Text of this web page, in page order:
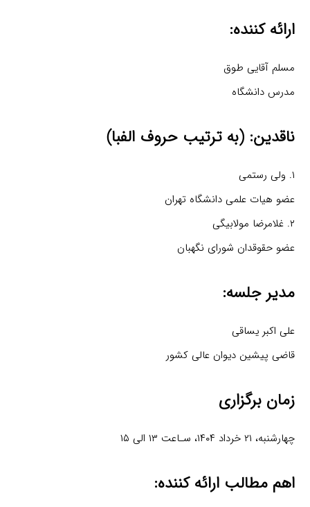
ارائه کننده:
مسلم آقایی طوق
مدرس دانشگاه
ناقدین: (به ترتیب حروف الفبا)
۱. ولی رستمی
عضو هیات علمی دانشگاه تهران
۲. غلامرضا مولابیگی
عضو حقوقدان شورای نگهبان
مدیر جلسه:
علی اکبر یساقی
قاضی پیشین دیوان عالی کشور
زمان برگزاری
چهارشنبه، ۲۱ خرداد ۱۴۰۴، سـاعت ۱۳ الی ۱۵
اهم مطالب ارائه کننده: